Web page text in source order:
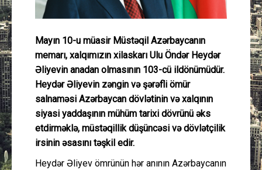
İdman
Layihə
Gündəm
Cəmiyyət
Peşə etikası
Mayın 10-u müasir Müstəqil Azərbaycanın
memarı, xalqımızın xilaskarı Ulu Öndər Heydər
Əliyevin anadan olmasının 103-cü ildönümüdür.
Heydər Əliyevin zəngin və şərəfli ömür
salnaməsi Azərbaycan dövlətinin və xalqının
siyasi yaddaşının mühüm tarixi dövrünü əks
etdirməklə, müstəqillik düşüncəsi və dövlətçilik
irsinin əsasını təşkil edir.
Heydər Əliyev ömrünün hər anının Azərbaycanın